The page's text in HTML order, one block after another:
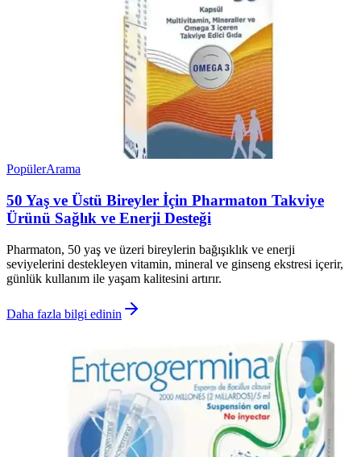
PopülerArama
50 Yaş ve Üstü Bireyler İçin Pharmaton Takviye
Ürünü Sağlık ve Enerji Desteği
Pharmaton, 50 yaş ve üzeri bireylerin bağışıklık ve enerji
seviyelerini destekleyen vitamin, mineral ve ginseng ekstresi içerir,
günlük kullanım ile yaşam kalitesini artırır.
Daha fazla bilgi edinin